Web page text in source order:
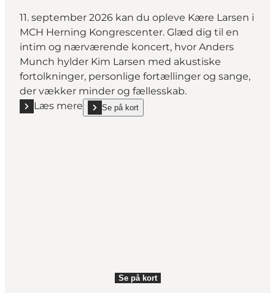
11. september 2026 kan du opleve Kære Larsen i
MCH Herning Kongrescenter. Glæd dig til en
intim og nærværende koncert, hvor Anders
Munch hylder Kim Larsen med akustiske
fortolkninger, personlige fortællinger og sange,
der vækker minder og fællesskab.
Læs mere
Læs mere "Kære Larsen"
Se på kort
show Kære Larsen on_map
Se på kort